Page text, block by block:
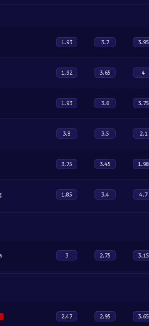
1.93 3.7 3.95
1.92 3.65 4
1.93 3.6 3.75
3.8 3.5 2.1
3.75 3.45 1.98
1.85 3.4 4.7
3 2.75 3.15
2.47 2.95 3.65